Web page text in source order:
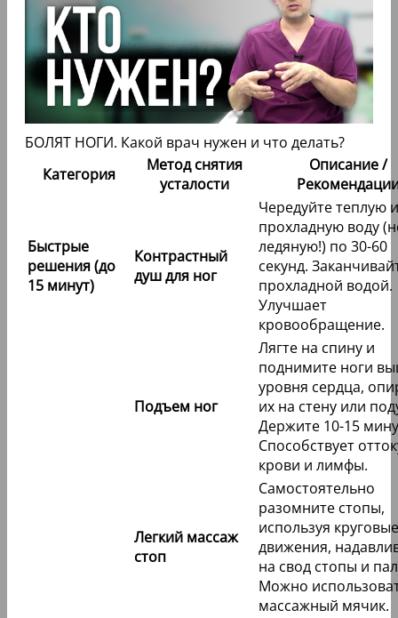
БОЛЯТ НОГИ. Какой врач нужен и что делать?
Категория
Метод снятия
усталости
Описание /
Быстрые
решения (до
15 минут)
Контрастный
душ для ног
Чередуйте теплую и
прохладную воду
ледяную!) по 30-60
секунд.
прохладной водой.
Улучшает
кровообращение.
Подъем ног
Лягте на спину и
поднимите ноги
уровня сердца,
их на стену или
Держите 10-15
Способствует
крови и лимфы.
Легкий массаж
стоп
Самостоятельно
разомните стопы,
используя круговые
движения,
на свод стопы и
Можно
массажный мячик.